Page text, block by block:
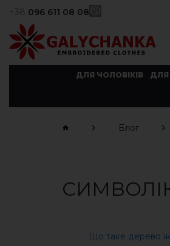
+38 096 611 08 08
ДЛЯ ЧОЛОВІКІВ ДЛЯ
Блог
Що таке дерево